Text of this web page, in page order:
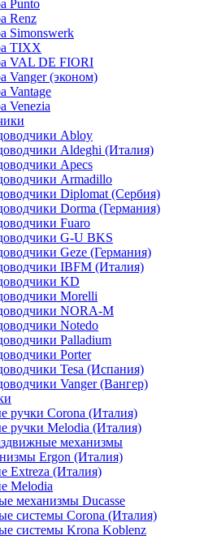
Punto
Renz
Simonswerk
TIXX
VAL DE FIORI
Vanger (эконом)
Vantage
Venezia
Abloy
Aldeghi (Италия)
Apecs
Armadillo
Diplomat (Сербия)
Dorma (Германия)
Fuaro
G-U BKS
Geze (Германия)
IBFM (Италия)
KD
Morelli
NORA-M
Notedo
Palladium
Porter
Tesa (Испания)
Vanger (Вангер)
ручки Corona (Италия)
ручки Melodia (Италия)
механизмы
Ergon (Италия)
Extreza (Италия)
Melodia
механизмы Ducasse
системы Corona (Италия)
системы Krona Koblenz